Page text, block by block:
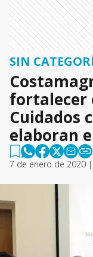
SIN
fortalecer
Cuidados
elaboran
7 de enero de 2020 |